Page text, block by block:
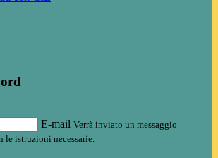
E-mail Verrà inviato un messaggio
istruzioni necessarie.